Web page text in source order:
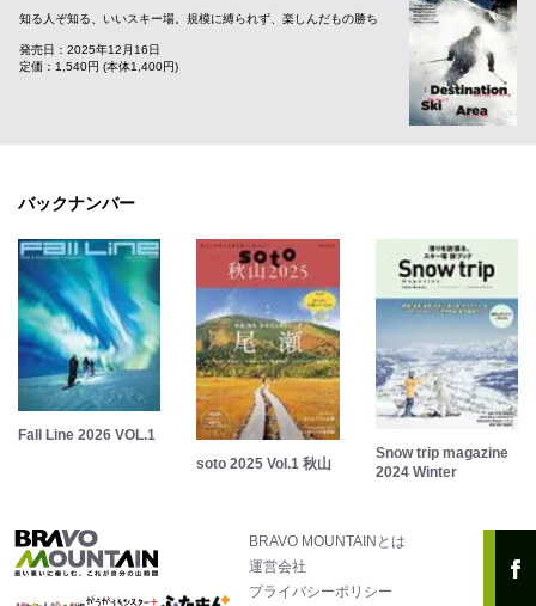
知る人ぞ知る、いいスキー場。規模に縛られず、楽しんだもの勝ち
発売日：2025年12月16日
定価：1,540円 (本体1,400円)
バックナンバー
Fall Line 2026 VOL.1
soto 2025 Vol.1 秋山
Snow trip magazine
2024 Winter
BRAVO MOUNTAINとは
運営会社
プライバシーポリシー